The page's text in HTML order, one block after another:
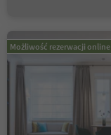
Możliwość rezerwacji online